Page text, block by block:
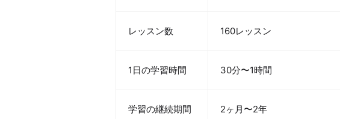
レッスン数 160レッスン
1日の学習時間 30分〜1時間
学習の継続期間 2ヶ月〜2年